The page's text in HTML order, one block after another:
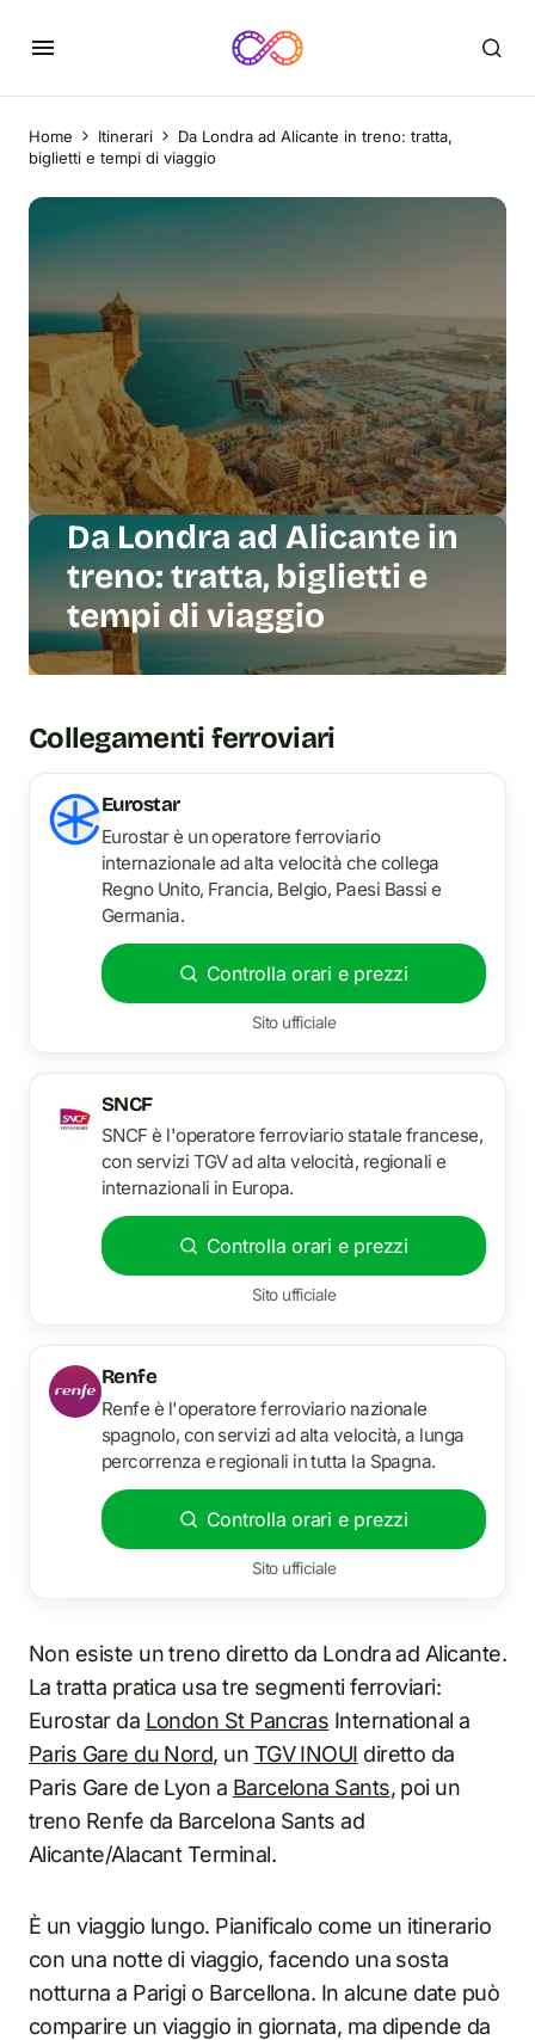
Home Itinerari
Da Londra ad Alicante in treno: tratta,
biglietti e tempi di viaggio
Da Londra ad Alicante in
treno: tratta, biglietti e
tempi di viaggio
Collegamenti ferroviari
Eurostar
Eurostar è un operatore ferroviario
internazionale ad alta velocità che collega
Regno Unito, Francia, Belgio, Paesi Bassi e
Germania.
Controlla orari e prezzi
Sito ufficiale
SNCF
SNCF è l'operatore ferroviario statale francese,
con servizi TGV ad alta velocità, regionali e
internazionali in Europa.
Controlla orari e prezzi
Sito ufficiale
Renfe
Renfe è l'operatore ferroviario nazionale
spagnolo, con servizi ad alta velocità, a lunga
percorrenza e regionali in tutta la Spagna.
Controlla orari e prezzi
Sito ufficiale
Non esiste un treno diretto da Londra ad Alicante.
La tratta pratica usa tre segmenti ferroviari:
Eurostar da London St Pancras International a
Paris Gare du Nord, un TGV INOUI diretto da
Paris Gare de Lyon a Barcelona Sants, poi un
treno Renfe da Barcelona Sants ad
Alicante/Alacant Terminal.
È un viaggio lungo. Pianificalo come un itinerario
con una notte di viaggio, facendo una sosta
notturna a Parigi o Barcellona. In alcune date può
comparire un viaggio in giornata, ma dipende da